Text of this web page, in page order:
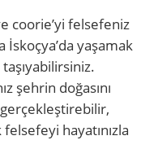
coorie’yi felsefeniz
İskoçya’da yaşamak
şehrin doğasını
gerçekleştirebilir,
hayatınızla